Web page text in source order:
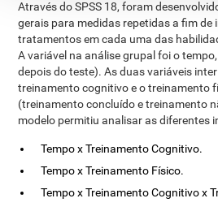
Através do SPSS 18, foram
gerais para medidas repetidas a fim de
tratamentos em cada uma das
A variável na análise grupal foi o
depois do teste). As duas variáveis
treinamento cognitivo e o treinamento
(treinamento concluído e treinamento
modelo permitiu analisar as diferentes
Tempo x Treinamento Cognitivo.
Tempo x Treinamento Físico.
Tempo x Treinamento Cognitivo x